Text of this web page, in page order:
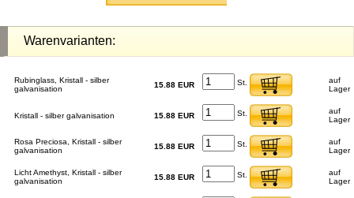
Warenvarianten:
Rubinglass, Kristall - silber
galvanisation
15.88 EUR St.
auf
Lager
Kristall - silber galvanisation 15.88 EUR St.
auf
Lager
Rosa Preciosa, Kristall - silber
galvanisation
15.88 EUR St.
auf
Lager
Licht Amethyst, Kristall - silber
galvanisation
15.88 EUR St.
auf
Lager